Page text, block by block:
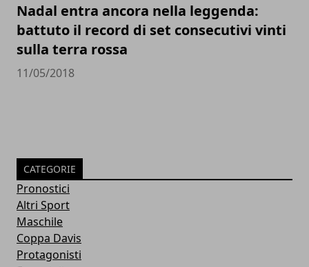
Nadal entra ancora nella leggenda:
battuto il record di set consecutivi vinti
sulla terra rossa
11/05/2018
CATEGORIE
Pronostici
Altri Sport
Maschile
Coppa Davis
Protagonisti